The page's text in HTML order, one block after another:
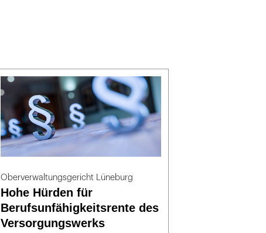
Oberverwaltungsgericht Lüneburg
Hohe Hürden für
Berufsunfähigkeitsrente des
Versorgungswerks